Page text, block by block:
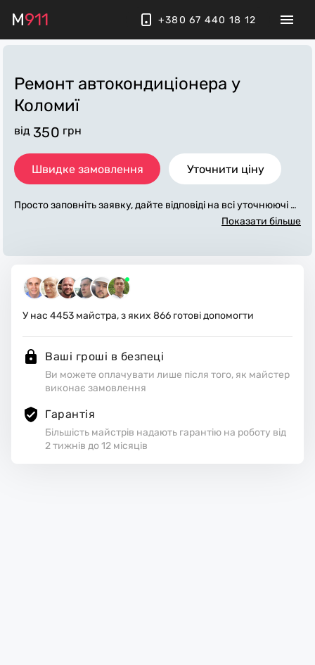
M911 +380 67 440 18 12
Ремонт автокондиціонера у
Коломиї
від 350 грн
Швидке замовлення Уточнити ціну
Просто заповніть заявку, дайте відповіді на всі уточнюючі за
питання по «ремонт автокондиціонера». Ми зв'яжемося з в
и. Виконавці стежать за чистотою та прибирають робоче мі
сце.
Показати більше
У нас 4453 майстра, з яких 866 готові допомогти
Ваші гроші в безпеці
Ви можете оплачувати лише після того, як майстер
виконає замовлення
Гарантія
Більшість майстрів надають гарантію на роботу від
2 тижнів до 12 місяців